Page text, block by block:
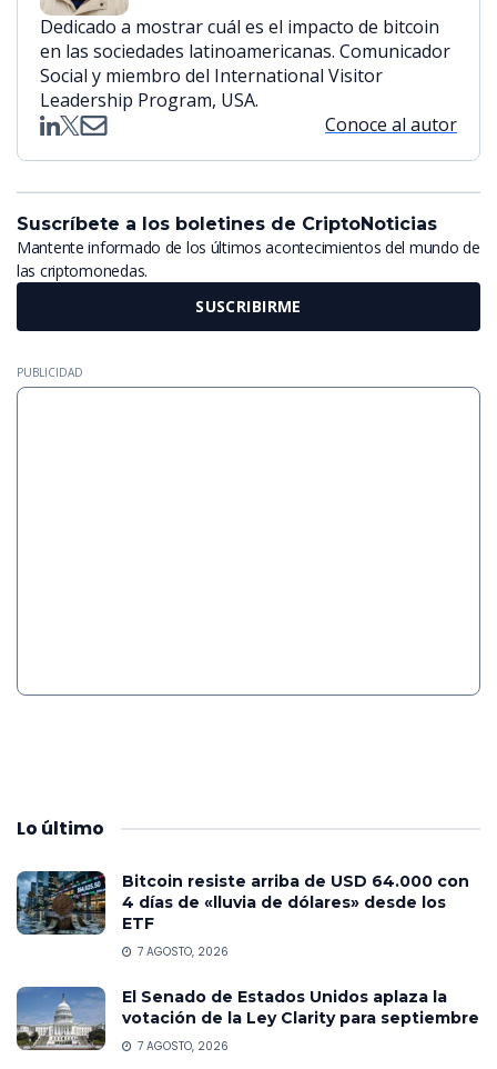
Dedicado a mostrar cuál es el impacto de bitcoin
en las sociedades latinoamericanas. Comunicador
Social y miembro del International Visitor
Leadership Program, USA.
Conoce al autor
Suscríbete a los boletines de CriptoNoticias
Mantente informado de los últimos acontecimientos del mundo de
las criptomonedas.
SUSCRIBIRME
PUBLICIDAD
Lo último
Bitcoin resiste arriba de USD 64.000 con
4 días de «lluvia de dólares» desde los
ETF
7 AGOSTO, 2026
El Senado de Estados Unidos aplaza la
votación de la Ley Clarity para septiembre
7 AGOSTO, 2026